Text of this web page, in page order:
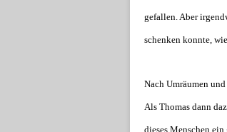
gefallen. Aber
schenken konnte,
Nach Umräumen
Als Thomas dann
dieses Menschen